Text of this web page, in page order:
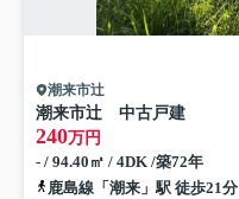
潮来市辻
潮来市辻 中古戸建
240万円
- / 94.40㎡ / 4DK /築72年
鹿島線「潮来」駅 徒歩21分